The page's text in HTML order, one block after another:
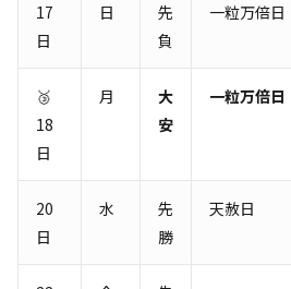
17
日
日
先
負
一粒万倍日
🥉
18
日
月
大
安
一粒万倍日
20
日
水
先
勝
天赦日